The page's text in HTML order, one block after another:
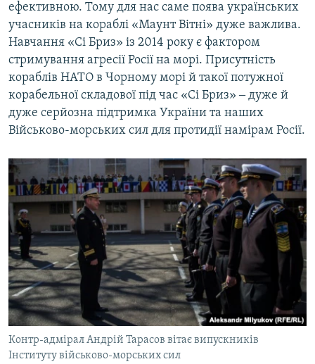
ефективною. Тому для нас саме поява українських
учасників на кораблі «Маунт Вітні» дуже важлива.
Навчання «Сі Бриз» із 2014 року є фактором
стримування агресії Росії на морі. Присутність
кораблів НАТО в Чорному морі й такої потужної
корабельної складової під час «Сі Бриз» ‒ дуже й
дуже серйозна підтримка України та наших
Військово-морських сил для протидії намірам Росії.
Контр-адмірал Андрій Тарасов вітає випускників
Інституту військово-морських сил